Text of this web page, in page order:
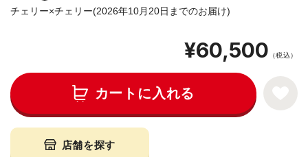
チェリー×チェリー(2026年10月20日までのお届け)
¥60,500 （税込）
カートに入れる
店舗を探す